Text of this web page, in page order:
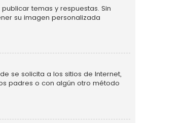
temas y respuestas. Sin
su imagen personalizada
se solicita a los sitios de Internet,
padres o con algún otro método